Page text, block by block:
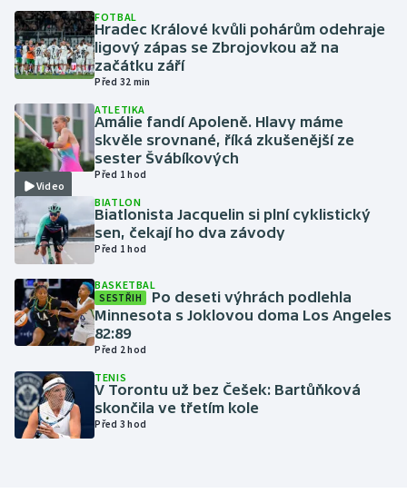
Jezdectví
Judo
Lezení
Lyže a snowboard
Moderní pětiboj
Olympijské hry
Parasport
Plavání
FOTBAL
Hradec Králové kvůli pohárům odehraje
ligový zápas se Zbrojovkou až na
začátku září
Před 32 min
Video
ATLETIKA
Amálie fandí Apoleně. Hlavy máme
skvěle srovnané, říká zkušenější ze
sester Švábíkových
Před 1 hod
BIATLON
Biatlonista Jacquelin si plní cyklistický
sen, čekají ho dva závody
Před 1 hod
BASKETBAL
SESTŘIH
Po deseti výhrách podlehla
Minnesota s Joklovou doma Los Angeles
82:89
Před 2 hod
TENIS
V Torontu už bez Češek: Bartůňková
skončila ve třetím kole
Před 3 hod